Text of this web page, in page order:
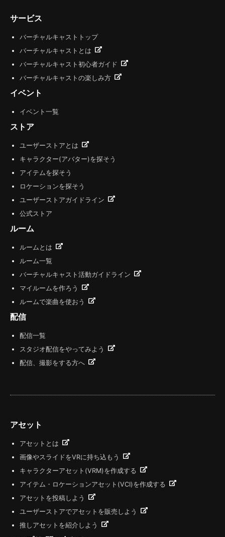
サービス
バーチャルキャストトップ
バーチャルキャストとは
バーチャルキャスト初心者ガイド
バーチャルキャストの楽しみ方
イベント
イベント一覧
ストア
ユーザーストアとは
キャラクター(アバター)を探そう
アイテムを探そう
ロケーションを探そう
ユーザーストアガイドライン
公式ストア
ルーム
ルームとは
ルーム一覧
バーチャルキャスト活動ガイドライン
マイルームを作ろう
ルームで楽曲を使おう
配信
配信一覧
スタジオ配信をやってみよう
配信、撮影をする方へ
アセット
アセットとは
画像やスライドをVRに持ち込もう
キャラクターアセット(VRM)を作成する
アイテム・ロケーションアセット(VCI)を作成する
アセットを投稿しよう
ユーザーストアでアセットを販売しよう
推しアセットを紹介しよう